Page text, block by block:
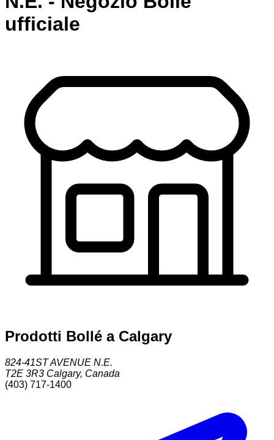
ufficiale
Prodotti Bollé a Calgary
824-41ST AVENUE N.E.
T2E 3R3 Calgary, Canada
(403) 717-1400